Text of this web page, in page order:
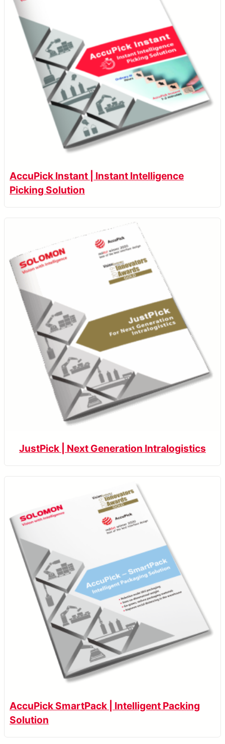
AccuPick Instant | Instant Intelligence
Picking Solution
JustPick | Next Generation Intralogistics
AccuPick SmartPack | Intelligent Packing
Solution